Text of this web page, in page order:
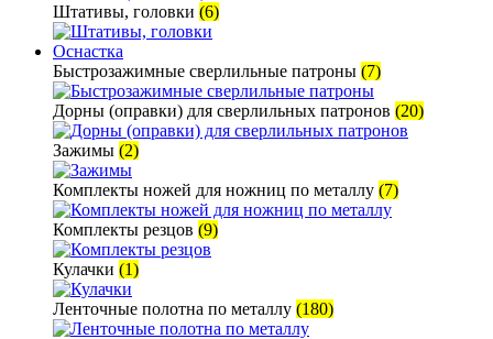
Штативы, головки (6)
Оснастка
Быстрозажимные сверлильные патроны (7)
Дорны (оправки) для сверлильных патронов (20)
Зажимы (2)
Комплекты ножей для ножниц по металлу (7)
Комплекты резцов (9)
Кулачки (1)
Ленточные полотна по металлу (180)